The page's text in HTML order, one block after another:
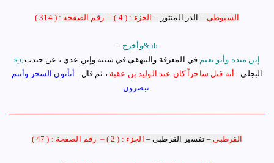
السيوطي – الدر المنثور – الجزء : ( 4 ) – رقم الصفحة : ( 314 )
–
وأخرج&nb
sp;
إبن منده وأبو نعيم في المعرفة والبيهقي في سننه وإبن عدي ، عن جندب
البجلي : أنه قتل ساحراً كان عند الوليد بن عقبة ، ثم قال : أتأتون السحر وأنتم
تبصرون.
القرطبي– تفسير القرطبي– الجزء : ( 2 ) – رقم الصفحة : ( 47 )